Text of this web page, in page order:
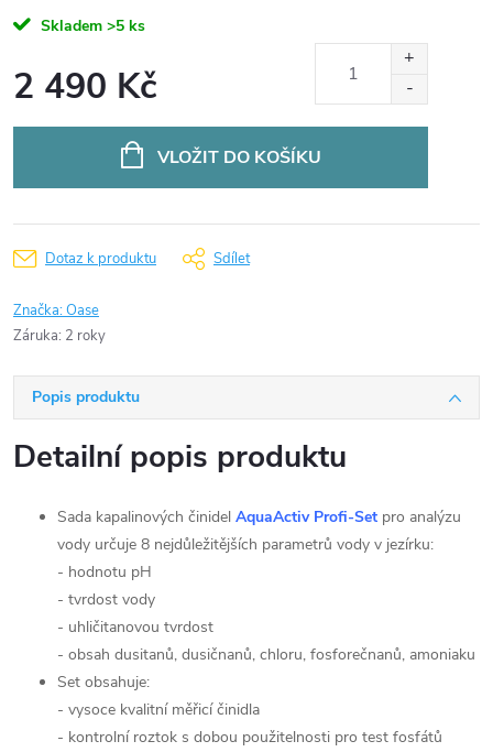
Skladem >5 ks
2 490 Kč
VLOŽIT DO KOŠÍKU
Dotaz k produktu Sdílet
Značka:Oase
Záruka: 2 roky
Popis produktu
Detailní popis produktu
Sada kapalinových činidel AquaActiv Profi-Set pro analýzu
vody určuje 8 nejdůležitějších parametrů vody v jezírku:
- hodnotu pH
- tvrdost vody
- uhličitanovou tvrdost
- obsah dusitanů, dusičnanů, chloru, fosforečnanů, amoniaku
Set obsahuje:
- vysoce kvalitní měřicí činidla
- kontrolní roztok s dobou použitelnosti pro test fosfátů